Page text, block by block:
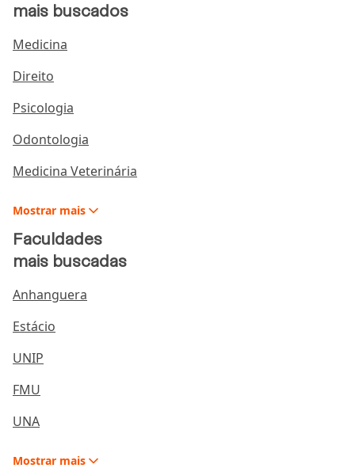
mais buscados
Medicina
Direito
Psicologia
Odontologia
Medicina Veterinária
Mostrar mais
Faculdades
mais buscadas
Anhanguera
Estácio
UNIP
FMU
UNA
Mostrar mais